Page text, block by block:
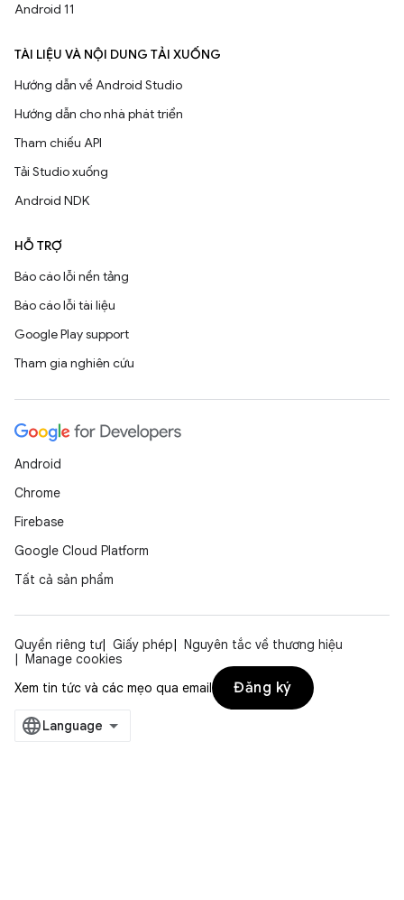
Android 11
TÀI LIỆU VÀ NỘI DUNG TẢI XUỐNG
Hướng dẫn về Android Studio
Hướng dẫn cho nhà phát triển
Tham chiếu API
Tải Studio xuống
Android NDK
HỖ TRỢ
Báo cáo lỗi nền tảng
Báo cáo lỗi tài liệu
Google Play support
Tham gia nghiên cứu
Android
Chrome
Firebase
Google Cloud Platform
Tất cả sản phẩm
Quyền riêng tư Giấy phép
Nguyên tắc về thương hiệu
Manage cookies
Xem tin tức và các mẹo qua email
Đăng ký